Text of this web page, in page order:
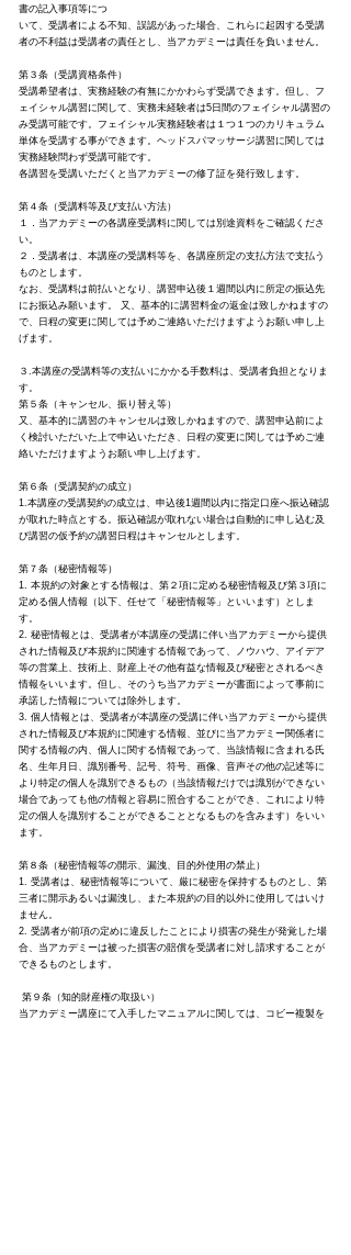
書の記入事項等につ
いて、受講者による不知、誤認があった場合、これらに起因する受講
者の不利益は受講者の責任とし、当アカデミーは責任を負いません。
第３条（受講資格条件）
受講希望者は、実務経験の有無にかかわらず受講できます。但し、フ
ェイシャル講習に関して、実務未経験者は5日間のフェイシャル講習の
み受講可能です。フェイシャル実務経験者は１つ１つのカリキュラム
単体を受講する事ができます。ヘッドスパマッサージ講習に関しては
実務経験問わず受講可能です。
各講習を受講いただくと当アカデミーの修了証を発行致します。
第４条（受講料等及び支払い方法）
１．当アカデミーの各講座受講料に関しては別途資料をご確認くださ
い。
２．受講者は、本講座の受講料等を、各講座所定の支払方法で支払う
ものとします。
なお、受講料は前払いとなり、講習申込後１週間以内に所定の振込先
にお振込み願います。 又、基本的に講習料金の返金は致しかねますの
で、日程の変更に関しては予めご連絡いただけますようお願い申し上
げます。
３.本講座の受講料等の支払いにかかる手数料は、受講者負担となりま
す。
第５条（キャンセル、振り替え等）
又、基本的に講習のキャンセルは致しかねますので、講習申込前によ
く検討いただいた上で申込いただき、日程の変更に関しては予めご連
絡いただけますようお願い申し上げます。
第６条（受講契約の成立）
1.本講座の受講契約の成立は、申込後1週間以内に指定口座へ振込確認
が取れた時点とする。振込確認が取れない場合は自動的に申し込む及
び講習の仮予約の講習日程はキャンセルとします。
第７条（秘密情報等）
1. 本規約の対象とする情報は、第２項に定める秘密情報及び第３項に
定める個人情報（以下、任せて「秘密情報等」といいます）としま
す。
2. 秘密情報とは、受講者が本講座の受講に伴い当アカデミーから提供
された情報及び本規約に関連する情報であって、ノウハウ、アイデア
等の営業上、技術上、財産上その他有益な情報及び秘密とされるべき
情報をいいます。但し、そのうち当アカデミーが書面によって事前に
承諾した情報については除外します。
3. 個人情報とは、受講者が本講座の受講に伴い当アカデミーから提供
された情報及び本規約に関連する情報、並びに当アカデミー関係者に
関する情報の内、個人に関する情報であって、当該情報に含まれる氏
名、生年月日、識別番号、記号、符号、画像、音声その他の記述等に
より特定の個人を識別できるもの（当該情報だけでは識別ができない
場合であっても他の情報と容易に照合することができ、これにより特
定の個人を識別することができることとなるものを含みます）をいい
ます。
第８条（秘密情報等の開示、漏洩、目的外使用の禁止）
1. 受講者は、秘密情報等について、厳に秘密を保持するものとし、第
三者に開示あるいは漏洩し、また本規約の目的以外に使用してはいけ
ません。
2. 受講者が前項の定めに違反したことにより損害の発生が発覚した場
合、当アカデミーは被った損害の賠償を受講者に対し請求することが
できるものとします。
第９条（知的財産権の取扱い）
当アカデミー講座にて入手したマニュアルに関しては、コビー複製を